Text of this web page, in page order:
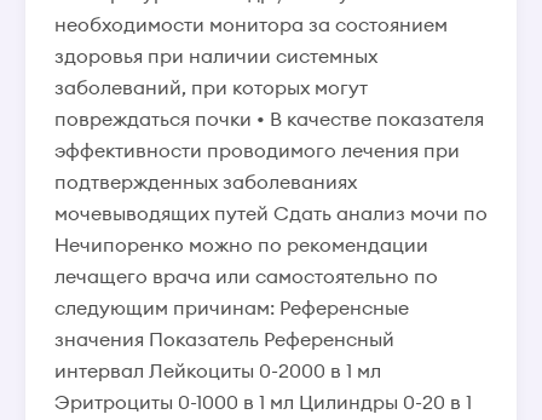
необходимости монитора за состоянием
здоровья при наличии системных
заболеваний, при которых могут
повреждаться почки • В качестве показателя
эффективности проводимого лечения при
подтвержденных заболеваниях
мочевыводящих путей Сдать анализ мочи по
Нечипоренко можно по рекомендации
лечащего врача или самостоятельно по
следующим причинам: Референсные
значения Показатель Референсный
интервал Лейкоциты 0-2000 в 1 мл
Эритроциты 0-1000 в 1 мл Цилиндры 0-20 в 1